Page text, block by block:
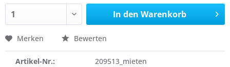
In den Warenkorb
Merken Bewerten
Artikel-Nr.: 209513_mieten